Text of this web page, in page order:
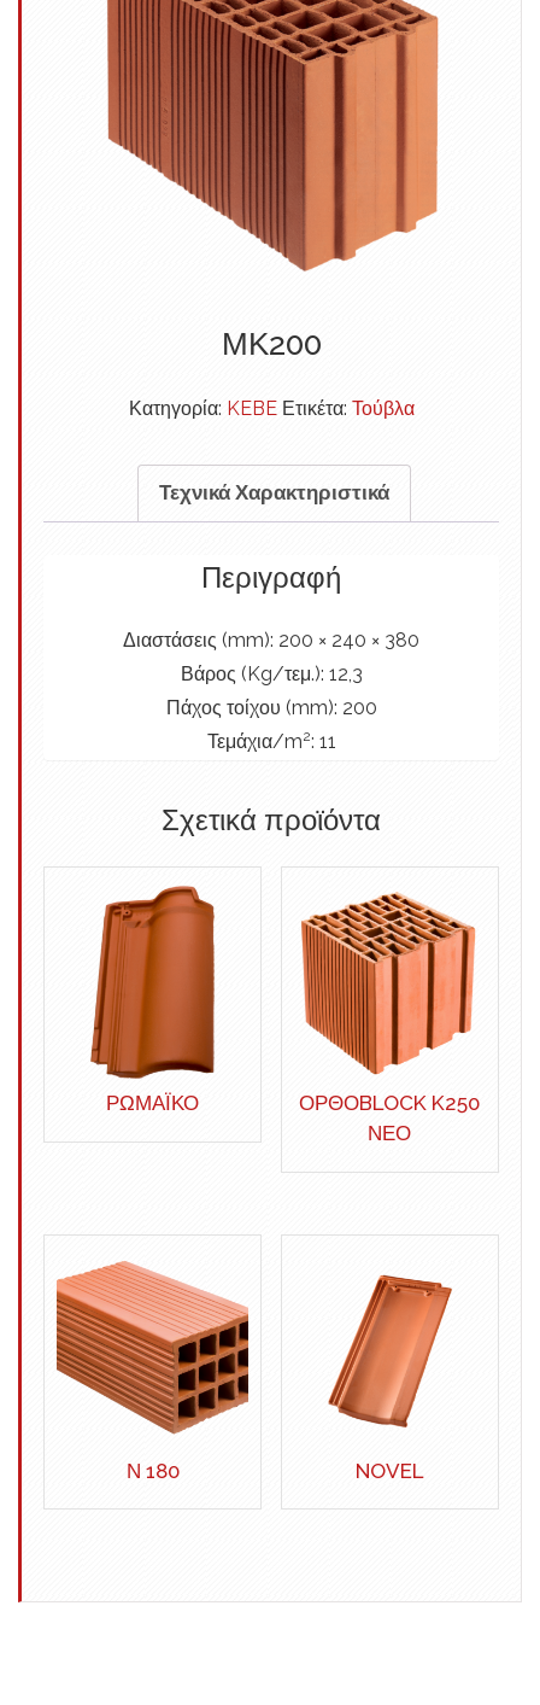
ΜΚ200
Κατηγορία: KEBE Ετικέτα: Τούβλα
Τεχνικά Χαρακτηριστικά
Περιγραφή
Διαστάσεις (mm): 200 × 240 × 380
Βάρος (Kg/τεμ.): 12,3
Πάχος τοίχου (mm): 200
Τεμάχια/m2: 11
Σχετικά προϊόντα
ΡΩΜΑΪΚΟ
ΟΡΘΟBLOCK K250
ΝΕΟ
Ν 180 NOVEL